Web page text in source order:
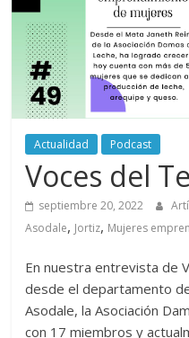
periodismo
digital
del
Politécnico
Grancolombiano
Actualidad Podcast
Voces del
septiembre 20, 2022
Asodale, Jortiz, Mujeres
En nuestra entrevista de
desde el departamento
Asodale, la Asociación
con 17 miembros y